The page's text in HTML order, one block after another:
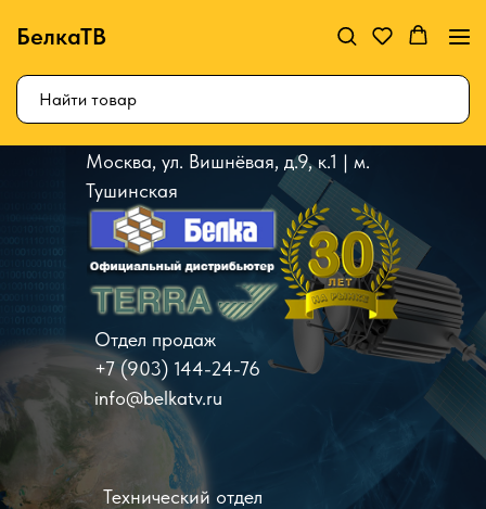
БелкаТВ
Москва, ул. Вишнёвая, д.9, к.1 | м.
Тушинская
Отдел продаж
+7 (903) 144-24-76
info@belkatv.ru
Технический отдел